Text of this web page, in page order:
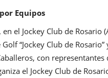
Equipos
el Jockey Club de Rosario
“Jockey Club de
con
el Jockey Club de